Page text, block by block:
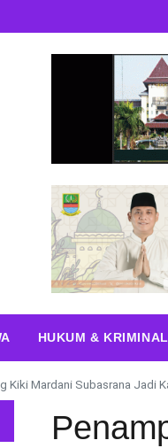
HUKUM & KRIMINAL
Kiki Mardani Subasrana Jadi